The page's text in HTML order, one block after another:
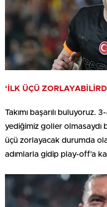
‘İLK ÜÇÜ
Takımı başarılı buluyoruz.
yediğimiz goller olmasaydı
üçü zorlayacak durumda
adımlarla gidip play-off’a